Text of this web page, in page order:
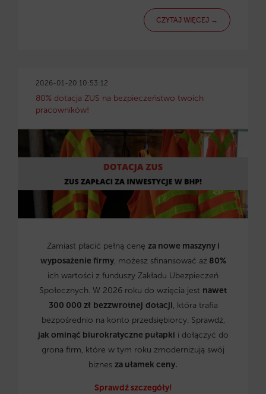
CZYTAJ WIĘCEJ →
2026-01-20 10:53:12
80% dotacja ZUS na bezpieczeństwo twoich
pracowników!
Zamiast płacić pełną cenę za nowe maszyny i
wyposażenie firmy, możesz sfinansować aż80%
ich wartości z funduszy Zakładu Ubezpieczeń
Społecznych. W 2026 roku do wzięcia jest nawet
300 000 zł bezzwrotnej dotacji, która trafia
bezpośrednio na konto przedsiębiorcy. Sprawdź,
jak ominąć biurokratyczne pułapki i dołączyć do
grona firm, które w tym roku zmodernizują swój
biznes za ułamek ceny.
Sprawdź szczegóły!